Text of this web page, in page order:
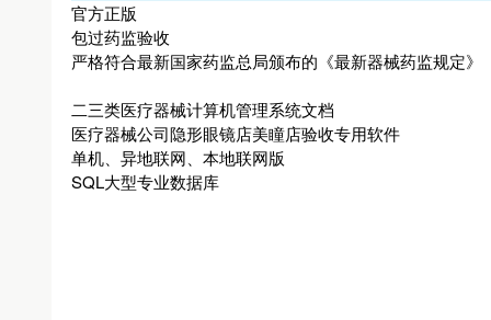
官方正版
包过药监验收
严格符合最新国家药监总局颁布的《最新器械药监规定》
二三类医疗器械计算机管理系统文档
医疗器械公司隐形眼镜店美瞳店验收专用软件
单机、异地联网、本地联网版
SQL大型专业数据库